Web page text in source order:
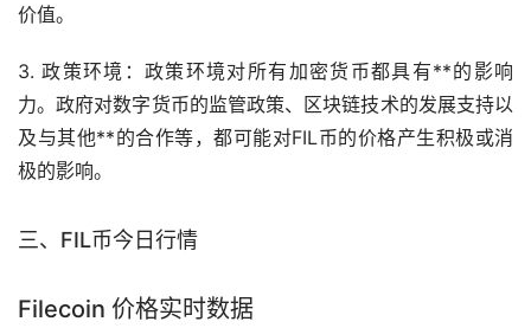
价值。
3. 政策环境：政策环境对所有加密货币都具有**的影响
力。政府对数字货币的监管政策、区块链技术的发展支持以
及与其他**的合作等，都可能对FIL币的价格产生积极或消
极的影响。
三、FIL币今日行情
Filecoin 价格实时数据